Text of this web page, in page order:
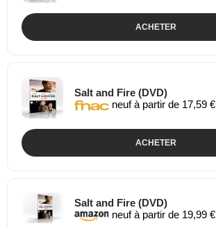
ACHETER
Salt and Fire (DVD)
neuf à partir de 17,59 €
ACHETER
Salt and Fire (DVD)
neuf à partir de 19,99 €